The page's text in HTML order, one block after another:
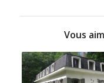
Vous